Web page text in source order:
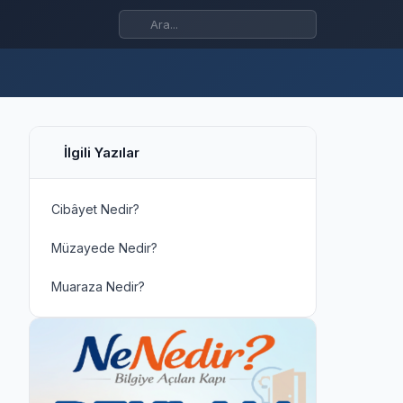
İlgili Yazılar
Cibâyet Nedir?
Müzayede Nedir?
Muaraza Nedir?